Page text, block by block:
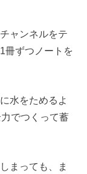
ャンネルをテ
冊ずつノートを
水をためるよ
でつくって蓄
まっても、ま